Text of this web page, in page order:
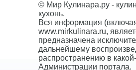
© Мир Кулинара.ру -
кухонь.
Вся информация
www.mirkulinara.ru,
предназначена
дальнейшему
распространению в
Администрации портала.